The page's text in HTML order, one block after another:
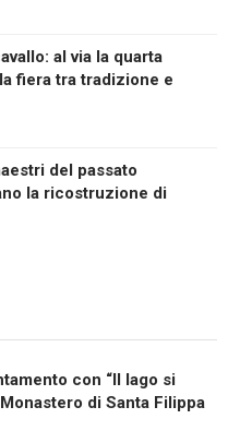
al via la quarta
fiera tra tradizione e
del passato
la ricostruzione di
con “Il lago si
di Santa Filippa